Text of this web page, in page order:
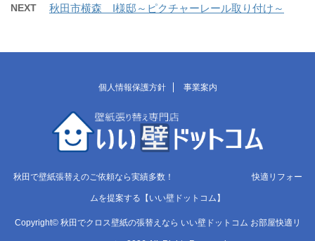
NEXT 秋田市横森 I様邸～ピクチャーレール取り付け～
個人情報保護方針 事業案内
秋田で壁紙張替えのご依頼なら実績多数！ 快適リフォー
ムを提案する【いい壁ドットコム】
Copyright© 秋田でクロス壁紙の張替えなら いい壁ドットコム お部屋快適リ